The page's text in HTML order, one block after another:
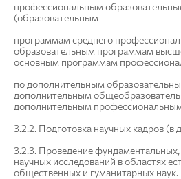
профессиональным
(образовательным
программам среднего
образовательным программам
основным программам
по дополнительным
дополнительным
дополнительным
3.2.2. Подготовка научных кадров (в
3.2.3. Проведение
научных исследований в областях
общественных и гуманитарных наук.